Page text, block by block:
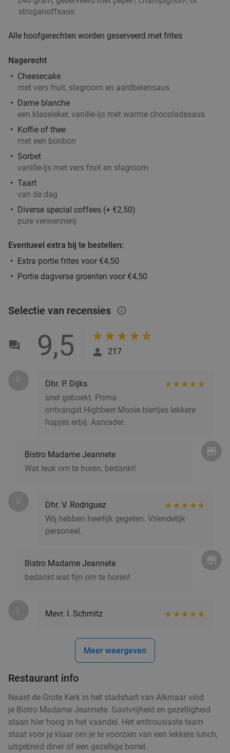
stroganoffsaus
Alle hoofgerechten worden geserveerd met frites
Nagerecht
Cheesecake
met vers fruit, slagroom en aardbeiensaus
Dame blanche
een klassieker, vanille-ijs met warme chocoladesaus
Koffie of thee
met een bonbon
Sorbet
vanille-ijs met vers fruit en slagroom
Taart
van de dag
Diverse special coffees (+ €2,50)
pure verwennerij
Eventueel extra bij te bestellen:
Extra portie frites voor €4,50
Portie dagverse groenten voor €4,50
Selectie van recensies info_outlined
9,5 217
P.
Dhr. P. Dijks
snel geboekt. Prima
ontvangst.Highbeer.Mooie biertjes lekkere
hapjes erbij. Aanrader.
Bistro Madame Jeannete
Wat leuk om te horen, bedankt!
V.
Dhr. V. Rodriguez
Wij hebben heerlijk gegeten. Vriendelijk
personeel.
Bistro Madame Jeannete
bedankt wat fijn om te horen!
I. Mevr. I. Schmitz
Meer weergeven
Restaurant info
Naast de Grote Kerk in het stadshart van Alkmaar vind
je Bistro Madame Jeannete. Gastvrijheid en gezelligheid
staan hier hoog in het vaandel. Het enthousiaste team
staat voor je klaar om je te voorzien van een lekkere lunch,
uitgebreid diner óf een gezellige borrel.